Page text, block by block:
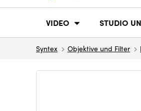
VIDEO STUDIO
Syntex Objektive und Filter